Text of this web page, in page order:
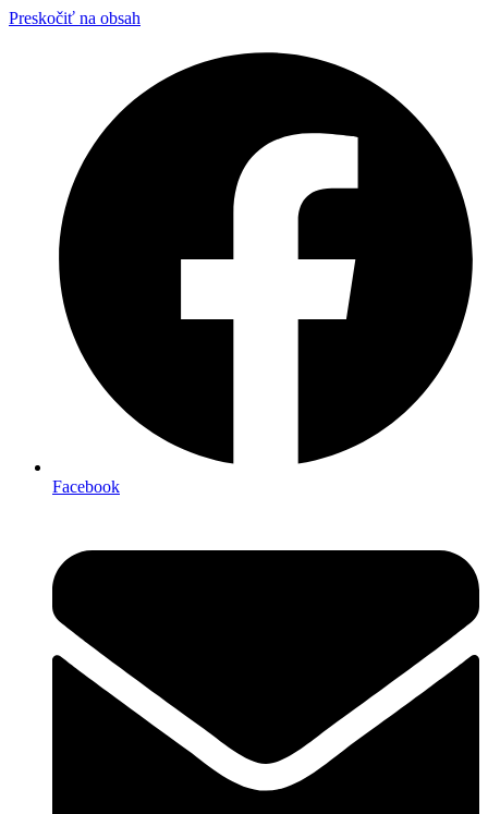
Preskočiť na obsah
Facebook